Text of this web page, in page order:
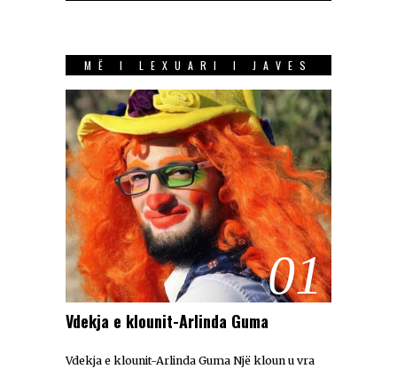
MË I LEXUARI I JAVES
01
Vdekja e klounit-Arlinda Guma
Vdekja e klounit-Arlinda Guma Një kloun u vra